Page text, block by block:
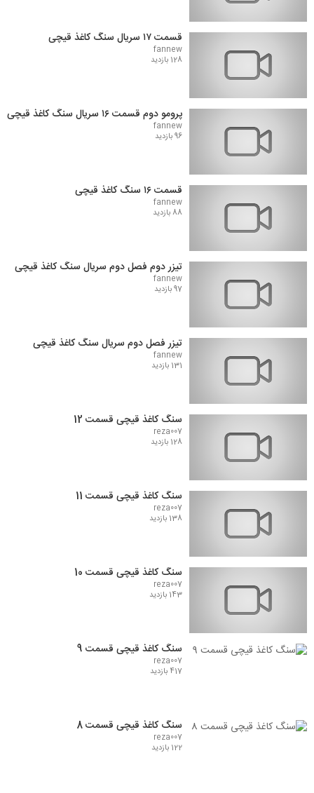
قسمت ۱۷ سریال سنگ کاغذ قیچی
fannew
128 بازدید
پرومو دوم قسمت ۱۶ سریال سنگ کاغذ قیچی
fannew
96 بازدید
قسمت ۱۶ سنگ کاغذ قیچی
fannew
88 بازدید
تیزر دوم فصل دوم سریال سنگ کاغذ قیچی
fannew
97 بازدید
تیزر فصل دوم سریال سنگ کاغذ قیچی
fannew
131 بازدید
سنگ کاغذ قیچی قسمت 12
reza007
128 بازدید
سنگ کاغذ قیچی قسمت 11
reza007
138 بازدید
سنگ کاغذ قیچی قسمت 10
reza007
143 بازدید
سنگ کاغذ قیچی قسمت 9
reza007
417 بازدید
سنگ کاغذ قیچی قسمت 8
reza007
122 بازدید